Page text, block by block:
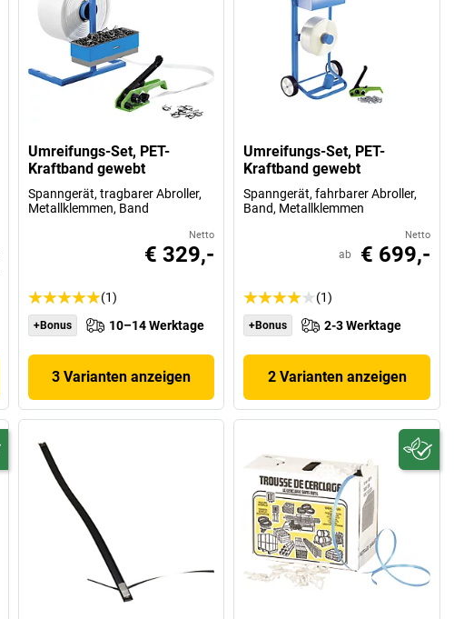
Umreifungs-Set, PET-
Kraftband gewebt
Spanngerät, tragbarer Abroller,
Metallklemmen, Band
Netto
€ 329,-
(1)
+Bonus 10–14 Werktage
3 Varianten anzeigen
Umreifungs-Set, PET-
Kraftband gewebt
Spanngerät, fahrbarer Abroller,
Band, Metallklemmen
Netto
ab € 699,-
(1)
+Bonus 2-3 Werktage
2 Varianten anzeigen